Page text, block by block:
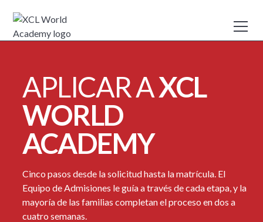
APLICAR AXCL
WORLD
ACADEMY
Cinco pasos desde la solicitud hasta la matrícula. El
Equipo de Admisiones le guía a través de cada etapa, y la
mayoría de las familias completan el proceso en dos a
cuatro semanas.